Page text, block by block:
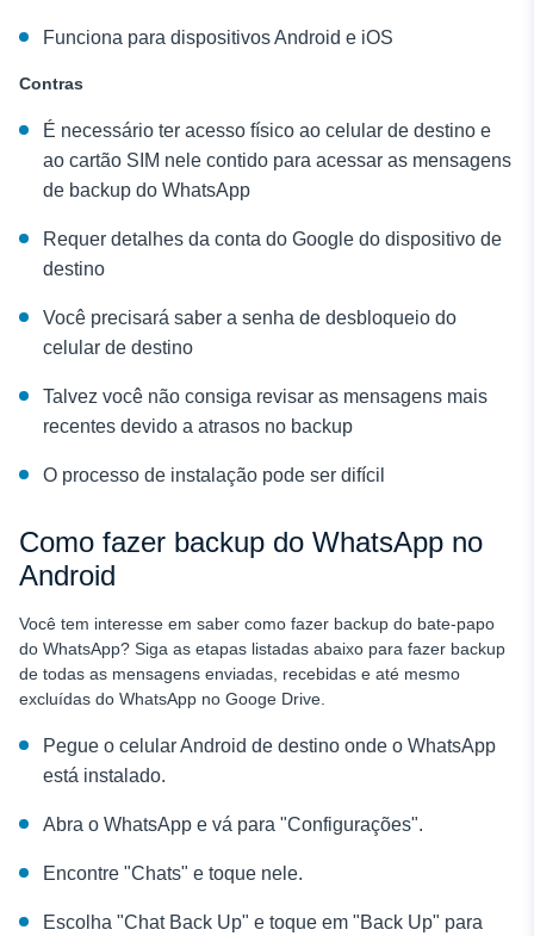
Funciona para dispositivos Android e iOS
Contras
É necessário ter acesso físico ao celular de destino e
ao cartão SIM nele contido para acessar as mensagens
de backup do WhatsApp
Requer detalhes da conta do Google do dispositivo de
destino
Você precisará saber a senha de desbloqueio do
celular de destino
Talvez você não consiga revisar as mensagens mais
recentes devido a atrasos no backup
O processo de instalação pode ser difícil
Como fazer backup do WhatsApp no
Android
Você tem interesse em saber como fazer backup do bate-papo
do WhatsApp? Siga as etapas listadas abaixo para fazer backup
de todas as mensagens enviadas, recebidas e até mesmo
excluídas do WhatsApp no Googe Drive.
Pegue o celular Android de destino onde o WhatsApp
está instalado.
Abra o WhatsApp e vá para "Configurações".
Encontre "Chats" e toque nele.
Escolha "Chat Back Up" e toque em "Back Up" para